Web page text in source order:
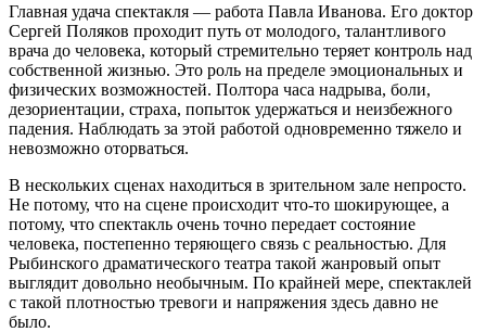
Главная удача спектакля — работа Павла Иванова. Его доктор
Сергей Поляков проходит путь от молодого, талантливого
врача до человека, который стремительно теряет контроль над
собственной жизнью. Это роль на пределе эмоциональных и
физических возможностей. Полтора часа надрыва, боли,
дезориентации, страха, попыток удержаться и неизбежного
падения. Наблюдать за этой работой одновременно тяжело и
невозможно оторваться.
В нескольких сценах находиться в зрительном зале непросто.
Не потому, что на сцене происходит что-то шокирующее, а
потому, что спектакль очень точно передает состояние
человека, постепенно теряющего связь с реальностью. Для
Рыбинского драматического театра такой жанровый опыт
выглядит довольно необычным. По крайней мере, спектаклей
с такой плотностью тревоги и напряжения здесь давно не
было.